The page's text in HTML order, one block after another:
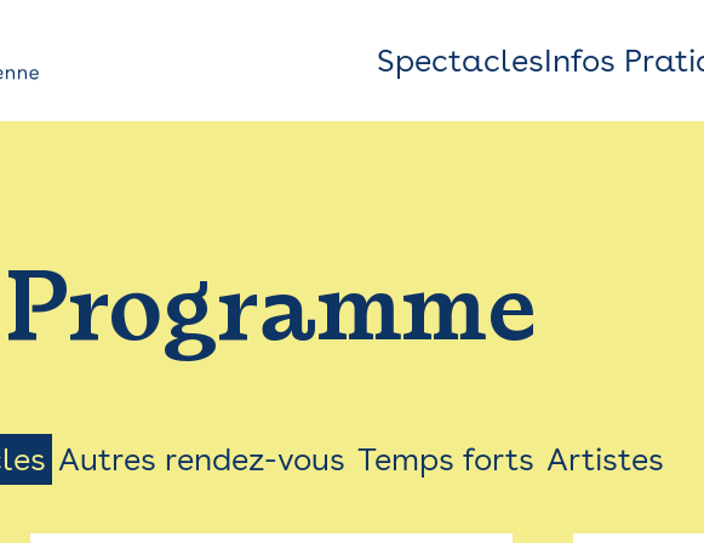
Top
Bar
Menu
SpectaclesInfos
Programme
Autres rendez-vous Temps forts Artistes